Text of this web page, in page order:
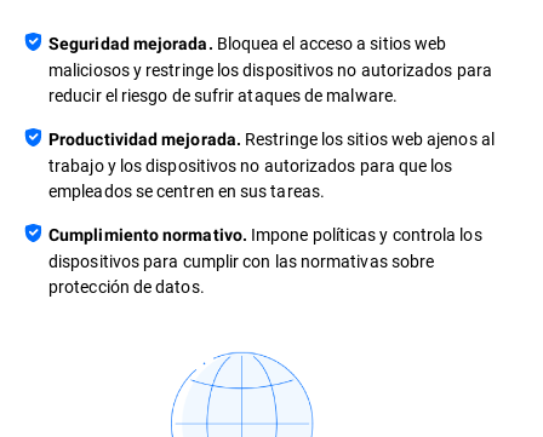
Seguridad mejorada. Bloquea el acceso a sitios web
maliciosos y restringe los dispositivos no autorizados para
reducir el riesgo de sufrir ataques de malware.
Productividad mejorada. Restringe los sitios web ajenos al
trabajo y los dispositivos no autorizados para que los
empleados se centren en sus tareas.
Cumplimiento normativo. Impone políticas y controla los
dispositivos para cumplir con las normativas sobre
protección de datos.